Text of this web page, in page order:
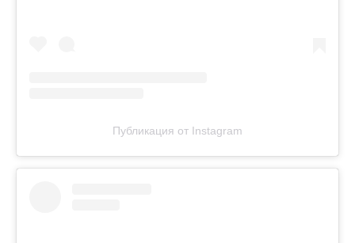
Публикация от Instagram